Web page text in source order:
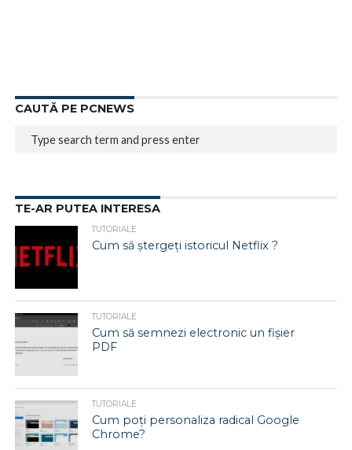
CAUTĂ PE PCNEWS
TE-AR PUTEA INTERESA
TUTORIALE
Cum să ștergeți istoricul Netflix ?
TUTORIALE
Cum să semnezi electronic un fișier
PDF
TUTORIALE
Cum poți personaliza radical Google
Chrome?